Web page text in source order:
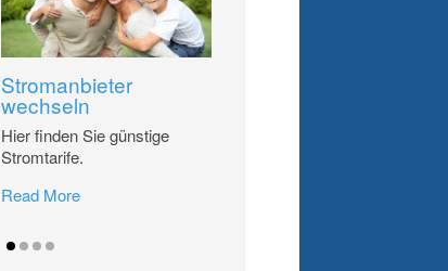
Stromanbieter
wechseln
Hier finden Sie günstige
Stromtarife.
Read More